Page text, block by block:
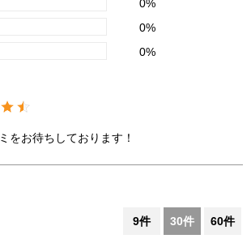
0%
0%
0%
をお待ちしております！
9件 30件 60件